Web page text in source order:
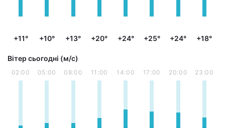
+11° +10° +13° +20° +24° +25° +24° +18°
Вітер сьогодні (м/с)
02:00 05:00 08:00 11:00 14:00 17:00 20:00 23:00